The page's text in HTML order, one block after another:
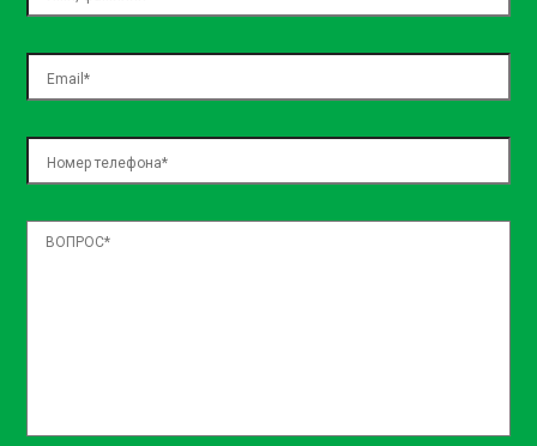
exercitationem blanditiis, voluptatum voluptas expedita
aspernatur, nemo in incidunt? Iste placeat quos repellat?